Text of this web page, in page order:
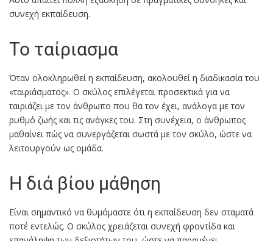
συνεχή εκπαίδευση.
Το ταίριασμα
Όταν ολοκληρωθεί η εκπαίδευση, ακολουθεί η διαδικασία του
«ταιριάσματος». Ο σκύλος επιλέγεται προσεκτικά για να
ταιριάζει με τον άνθρωπο που θα τον έχει, ανάλογα με τον
ρυθμό ζωής και τις ανάγκες του. Στη συνέχεια, ο άνθρωπος
μαθαίνει πώς να συνεργάζεται σωστά με τον σκύλο, ώστε να
λειτουργούν ως ομάδα.
Η διά βίου μάθηση
Είναι σημαντικό να θυμόμαστε ότι η εκπαίδευση δεν σταματά
ποτέ εντελώς. Ο σκύλος χρειάζεται συνεχή φροντίδα και